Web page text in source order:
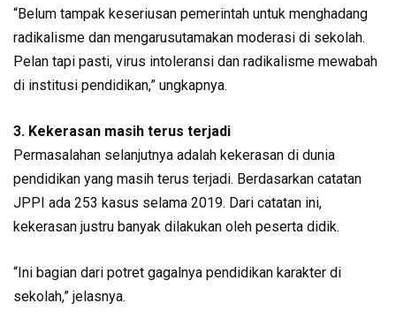
“Belum tampak keseriusan pemerintah untuk menghadang
radikalisme dan mengarusutamakan moderasi di sekolah.
Pelan tapi pasti, virus intoleransi dan radikalisme mewabah
di institusi pendidikan,” ungkapnya.
3. Kekerasan masih terus terjadi
Permasalahan selanjutnya adalah kekerasan di dunia
pendidikan yang masih terus terjadi. Berdasarkan catatan
JPPI ada 253 kasus selama 2019. Dari catatan ini,
kekerasan justru banyak dilakukan oleh peserta didik.
“Ini bagian dari potret gagalnya pendidikan karakter di
sekolah,” jelasnya.